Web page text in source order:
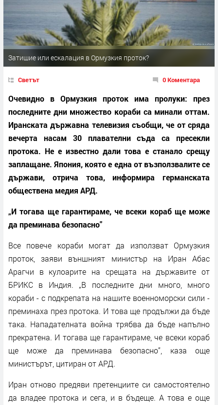
​​​​​​​Затишие или ескалация в Ормузкия проток?
Светът 0 Коментара
Очевидно в Ормузкия проток има пролуки: през
последните дни множество кораби са минали оттам.
Иранската държавна телевизия съобщи, че от сряда
вечерта насам 30 плавателни съда са пресекли
протока. Не е известно дали това е станало срещу
заплащане. Япония, която е една от възползвалите се
държави, отрича това, информира германската
обществена медия АРД.
„И тогава ще гарантираме, че всеки кораб ще може
да преминава безопасно"
Все повече кораби могат да използват Ормузкия
проток, заяви външният министър на Иран Абас
Арагчи в кулоарите на срещата на държавите от
БРИКС в Индия. „В последните дни много, много
кораби - с подкрепата на нашите военноморски сили -
преминаха през протока. И това ще продължи да бъде
така. Нападателната война трябва да бъде напълно
прекратена. И тогава ще гарантираме, че всеки кораб
ще може да преминава безопасно“, каза още
министърът, цитиран от АРД.
Иран отново предяви претенциите си самостоятелно
да владее протока и сега, и в бъдеще. А това е още